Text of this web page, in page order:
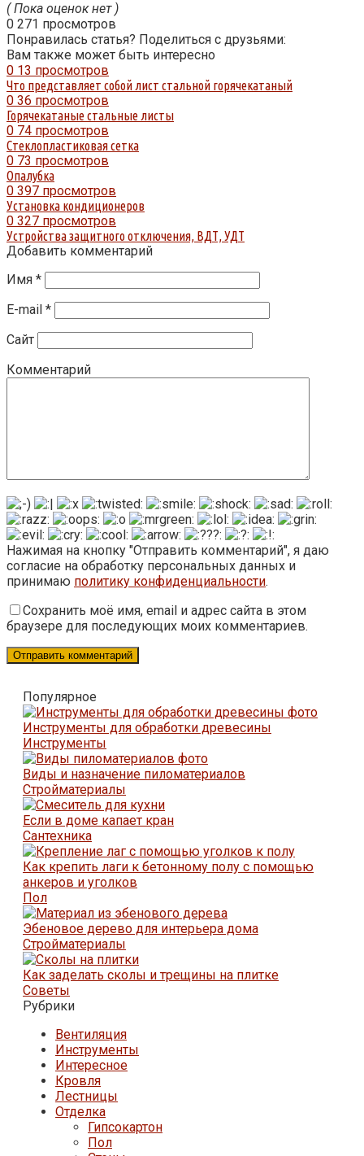
( Пока оценок нет )
0 271 просмотров
Понравилась статья? Поделиться с друзьями:
Вам также может быть интересно
0 13 просмотров
Что представляет собой лист стальной горячекатаный
0 36 просмотров
Горячекатаные стальные листы
0 74 просмотров
Стеклопластиковая сетка
0 73 просмотров
Опалубка
0 397 просмотров
Установка кондиционеров
0 327 просмотров
Устройства защитного отключения, ВДТ, УДТ
Добавить комментарий
Имя *
E-mail *
Сайт
Комментарий
Нажимая на кнопку "Отправить комментарий", я даю
согласие на обработку персональных данных и
принимаю политику конфиденциальности.
Сохранить моё имя, email и адрес сайта в этом
браузере для последующих моих комментариев.
Популярное
Инструменты для обработки древесины
Инструменты
Виды и назначение пиломатериалов
Стройматериалы
Если в доме капает кран
Сантехника
Как крепить лаги к бетонному полу с помощью
анкеров и уголков
Пол
Эбеновое дерево для интерьера дома
Стройматериалы
Как заделать сколы и трещины на плитке
Советы
Рубрики
Вентиляция
Инструменты
Интересное
Кровля
Лестницы
Отделка
Гипсокартон
Пол